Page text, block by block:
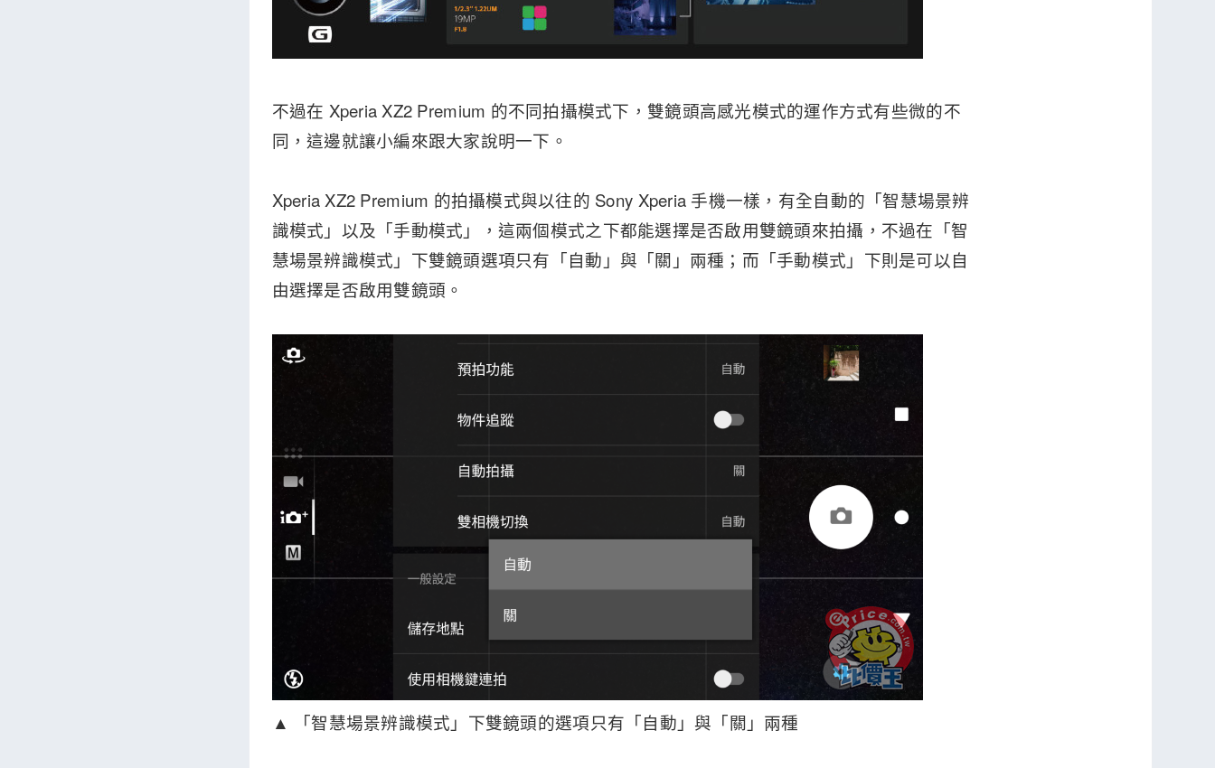
不過在 Xperia XZ2 Premium 的不同拍攝模式下，雙鏡頭高感光模式的運作方式有些微的不
同，這邊就讓小編來跟大家說明一下。
Xperia XZ2 Premium 的拍攝模式與以往的 Sony Xperia 手機一樣，有全自動的「智慧場景辨
識模式」以及「手動模式」，這兩個模式之下都能選擇是否啟用雙鏡頭來拍攝，不過在「智
慧場景辨識模式」下雙鏡頭選項只有「自動」與「關」兩種；而「手動模式」下則是可以自
由選擇是否啟用雙鏡頭。
​▲ 「智慧場景辨識模式」下雙鏡頭的選項只有「自動」與「關」兩種